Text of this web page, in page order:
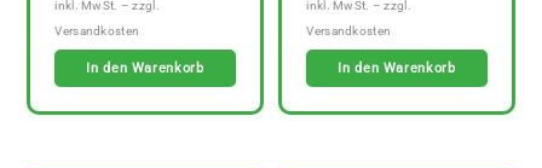
In den Warenkorb In den Warenkorb